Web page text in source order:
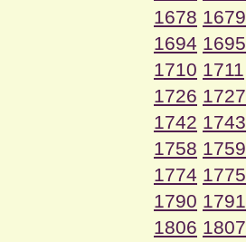
1678 1679
1694 1695
1710 1711
1726 1727
1742 1743
1758 1759
1774 1775
1790 1791
1806 1807